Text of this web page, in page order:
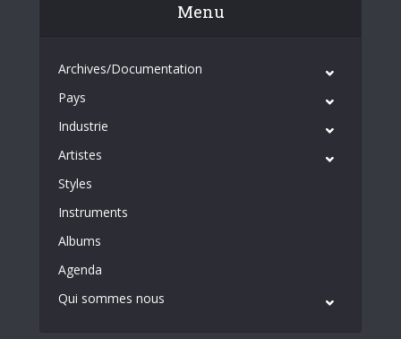
Menu
Archives/Documentation
Pays
Industrie
Artistes
Styles
Instruments
Albums
Agenda
Qui sommes nous